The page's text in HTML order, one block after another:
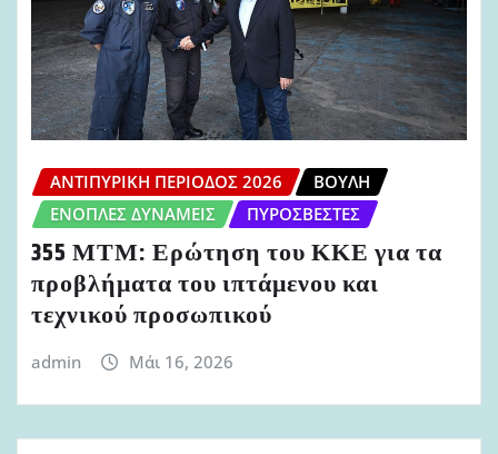
ΑΝΤΙΠΥΡΙΚΉ ΠΕΡΊΟΔΟΣ 2026
ΒΟΥΛΉ
ΈΝΟΠΛΕΣ ΔΥΝΆΜΕΙΣ
ΠΥΡΟΣΒΈΣΤΕΣ
355 ΜΤΜ: Ερώτηση του ΚΚΕ για τα
προβλήματα του ιπτάμενου και
τεχνικού προσωπικού
admin Μάι 16, 2026